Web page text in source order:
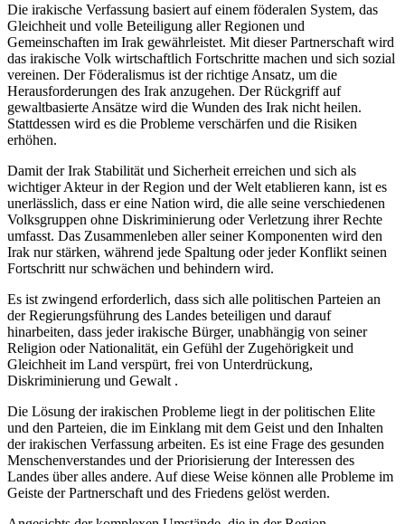
Die irakische Verfassung basiert auf einem föderalen System, das
Gleichheit und volle Beteiligung aller Regionen und
Gemeinschaften im Irak gewährleistet. Mit dieser Partnerschaft wird
das irakische Volk wirtschaftlich Fortschritte machen und sich sozial
vereinen. Der Föderalismus ist der richtige Ansatz, um die
Herausforderungen des Irak anzugehen. Der Rückgriff auf
gewaltbasierte Ansätze wird die Wunden des Irak nicht heilen.
Stattdessen wird es die Probleme verschärfen und die Risiken
erhöhen.
Damit der Irak Stabilität und Sicherheit erreichen und sich als
wichtiger Akteur in der Region und der Welt etablieren kann, ist es
unerlässlich, dass er eine Nation wird, die alle seine verschiedenen
Volksgruppen ohne Diskriminierung oder Verletzung ihrer Rechte
umfasst. Das Zusammenleben aller seiner Komponenten wird den
Irak nur stärken, während jede Spaltung oder jeder Konflikt seinen
Fortschritt nur schwächen und behindern wird.
Es ist zwingend erforderlich, dass sich alle politischen Parteien an
der Regierungsführung des Landes beteiligen und darauf
hinarbeiten, dass jeder irakische Bürger, unabhängig von seiner
Religion oder Nationalität, ein Gefühl der Zugehörigkeit und
Gleichheit im Land verspürt, frei von Unterdrückung,
Diskriminierung und Gewalt .
Die Lösung der irakischen Probleme liegt in der politischen Elite
und den Parteien, die im Einklang mit dem Geist und den Inhalten
der irakischen Verfassung arbeiten. Es ist eine Frage des gesunden
Menschenverstandes und der Priorisierung der Interessen des
Landes über alles andere. Auf diese Weise können alle Probleme im
Geiste der Partnerschaft und des Friedens gelöst werden.